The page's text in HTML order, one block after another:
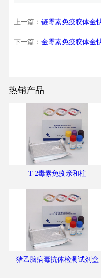
上一篇： 链霉素免疫胶体金
下一篇： 金霉素免疫胶体金
热销产品
T-2毒素免疫亲和柱
猪乙脑病毒抗体检测试剂盒